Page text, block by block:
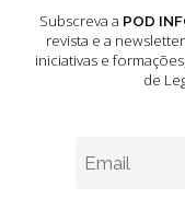
Subscreva a POD
revista e a
iniciativas e formações
de